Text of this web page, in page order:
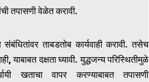
तपासणी वेळेत करावी.
संबंधितांवर ताबडतोब कार्यवाही करावी. तसेच
याबाबत दक्षता घ्यावी. युद्धजन्य परिस्थितीमुळे
खताचा वापर करण्याबाबत तपासणी